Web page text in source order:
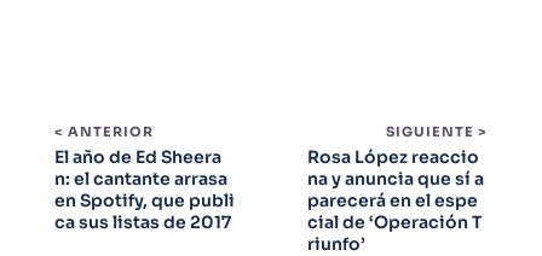
< ANTERIOR
El año de Ed Sheera
n: el cantante arrasa
en Spotify, que publi
ca sus listas de 2017
SIGUIENTE >
Rosa López reaccio
na y anuncia que sí a
parecerá en el espe
cial de ‘Operación T
riunfo’